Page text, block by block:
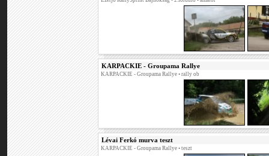
KARPACKIE - Groupama Rallye
KARPACKIE - Groupama Rallye • rally ob
Lévai Ferkó murva teszt
KARPACKIE - Groupama Rallye • teszt